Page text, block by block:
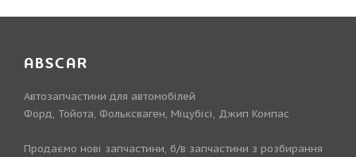
ABSCAR
Автозапчастини для автомобілей
Форд, Тойота, Фольксваген, Міцубісі, Джип Компас
Продаємо нові запчастини, б/в запчастини з розбирання